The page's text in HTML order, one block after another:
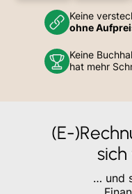
Keine
ohne
Keine
hat mehr
(E-
sich
… und